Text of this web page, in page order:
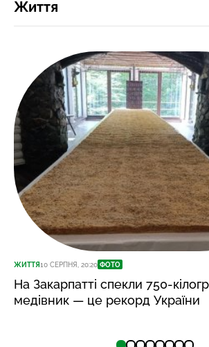
Життя
ЖИТТЯ10 СЕРПНЯ, 20:20 ФОТО
На Закарпатті спекли 750-
медівник — це рекорд України